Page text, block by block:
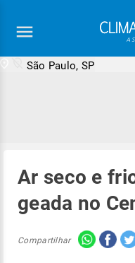
São Paulo, SP
Ar seco e
geada no
Compartilhar